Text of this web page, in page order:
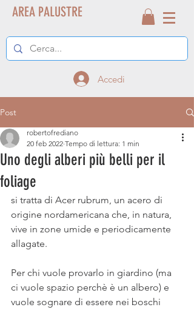
AREA PALUSTRE
Accedi
Post
Uno degli alberi più belli per il
foliage
robertofrediano
20 feb 2022 Tempo di lettura: 1 min
si tratta di Acer rubrum, un acero di
origine nordamericana che, in natura,
vive in zone umide e periodicamente
allagate.
Per chi vuole provarlo in giardino (ma
ci vuole spazio perchè è un albero) e
vuole sognare di essere nei boschi